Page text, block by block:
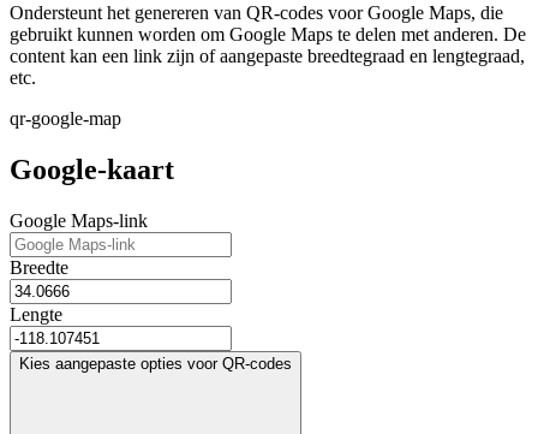
Ondersteunt het genereren van QR-codes voor Google Maps, die
gebruikt kunnen worden om Google Maps te delen met anderen. De
content kan een link zijn of aangepaste breedtegraad en lengtegraad,
etc.
qr-google-map
Google-kaart
Google Maps-link
Breedte
Lengte
Kies aangepaste opties voor QR-codes